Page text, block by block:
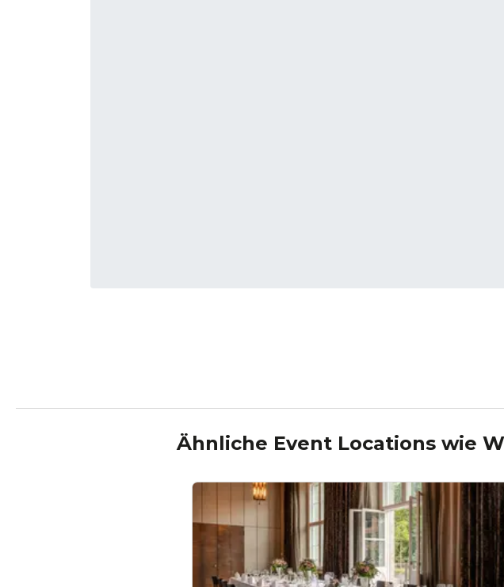
Ähnliche Event Locations wie